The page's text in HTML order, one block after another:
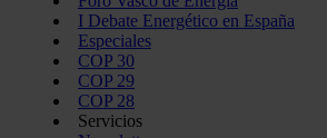
I Debate Energético en España
Especiales
COP 30
COP 29
COP 28
Servicios